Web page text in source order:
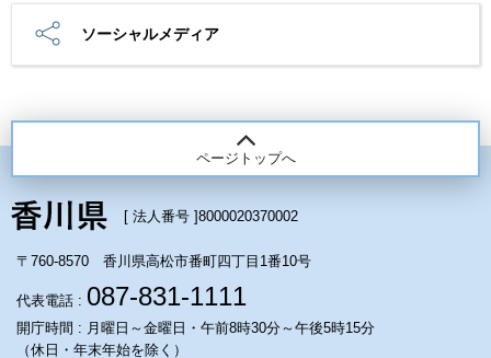
ソーシャルメディア
ページトップへ
[ 法人番号 ]8000020370002
〒760-8570 香川県高松市番町四丁目1番10号
代表電話 : 087-831-1111
開庁時間 : 月曜日～金曜日・午前8時30分～午後5時15分
（休日・年末年始を除く）